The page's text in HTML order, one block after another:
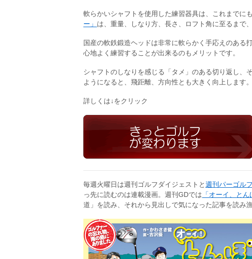
軟らかいシャフトを使用した練習器具は、これまでに
ー」 は、重量、しなり方、長さ、ロフト角に至るまで
国産の軟鉄鍛造ヘッドは非常に軟らかく手応えのある打
心地よく練習することが出来るのもメリットです。
シャフトのしなりを感じる「タメ」のある切り返し、
ようになると、飛距離、方向性とも大きく向上します。
詳しくは↓をクリック
毎週火曜日は週刊ゴルフダイジェストと週刊パーゴルフ
っ先に読むのは連載漫画。週刊GDでは 「オーイ、とん
道」を読み、それから見出しで気になった記事を読み漁